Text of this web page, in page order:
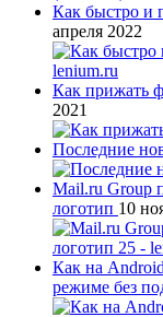
Как быстро и
апреля 2022
Как прижать
2021
Последние
Mail.ru Group
логотип 10
Как на
режиме без